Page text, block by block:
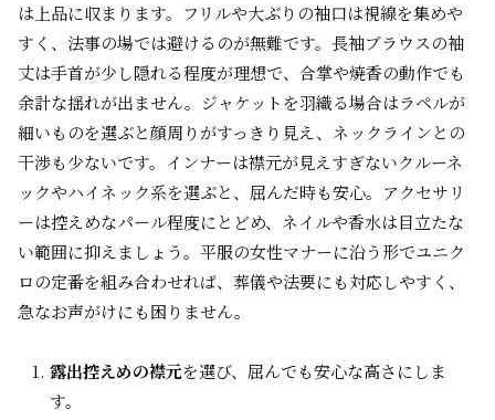
は上品に収まります。フリルや大ぶりの袖口は視線を集めや
すく、法事の場では避けるのが無難です。長袖ブラウスの袖
丈は手首が少し隠れる程度が理想で、合掌や焼香の動作でも
余計な揺れが出ません。ジャケットを羽織る場合はラペルが
細いものを選ぶと顔周りがすっきり見え、ネックラインとの
干渉も少ないです。インナーは襟元が見えすぎないクルーネ
ックやハイネック系を選ぶと、屈んだ時も安心。アクセサリ
ーは控えめなパール程度にとどめ、ネイルや香水は目立たな
い範囲に抑えましょう。平服の女性マナーに沿う形でユニク
ロの定番を組み合わせれば、葬儀や法要にも対応しやすく、
急なお声がけにも困りません。
露出控えめの襟元を選び、屈んでも安心な高さにしま
す。